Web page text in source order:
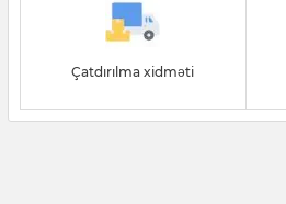
Çatdırılma xidməti